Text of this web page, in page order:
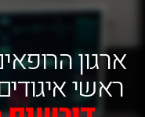
ארגון
ראשי